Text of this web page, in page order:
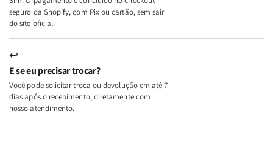
seguro da Shopify, com Pix ou cartão, sem sair
do site oficial.
↩
E se eu precisar trocar?
Você pode solicitar troca ou devolução em até 7
dias após o recebimento, diretamente com
nosso atendimento.